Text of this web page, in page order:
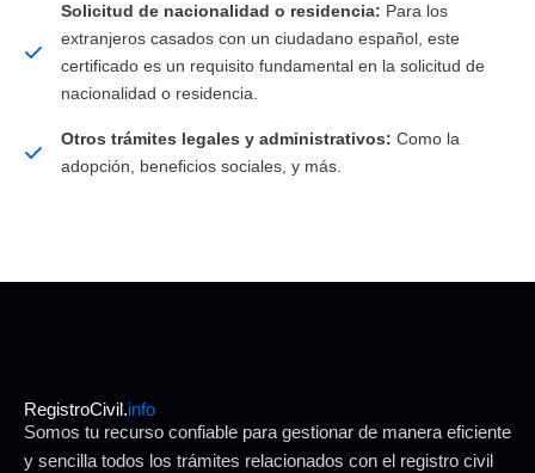
Solicitud de nacionalidad o residencia: Para los
extranjeros casados con un ciudadano español, este
certificado es un requisito fundamental en la solicitud de
nacionalidad o residencia.
Otros trámites legales y administrativos: Como la
adopción, beneficios sociales, y más.
RegistroCivil.info
Somos tu recurso confiable para gestionar de manera eficiente
y sencilla todos los trámites relacionados con el registro civil